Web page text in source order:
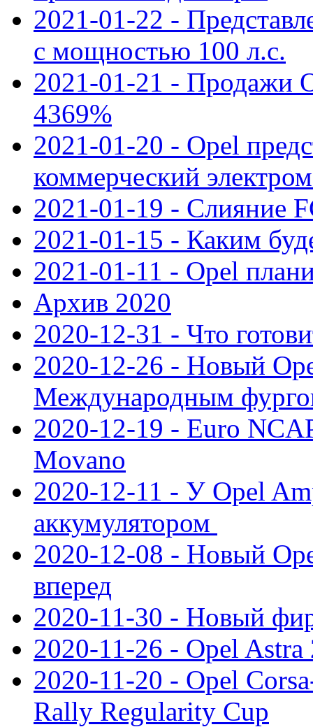
2021-01-22 -
с мощностью 100 л.с.
2021-01-21 - Продажи
4369%
2021-01-20 - Opel
коммерческий
2021-01-19 - Слияние
2021-01-15 - Каким
2021-01-11 - Opel
Архив 2020
2020-12-31 - Что
2020-12-26 - Новый
Международным
2020-12-19 - Euro
Movano
2020-12-11 - У Opel
аккумулятором
2020-12-08 - Новый
вперед
2020-11-30 - Новый
2020-11-26 - Opel Astra
2020-11-20 - Opel
Rally Regularity Cup